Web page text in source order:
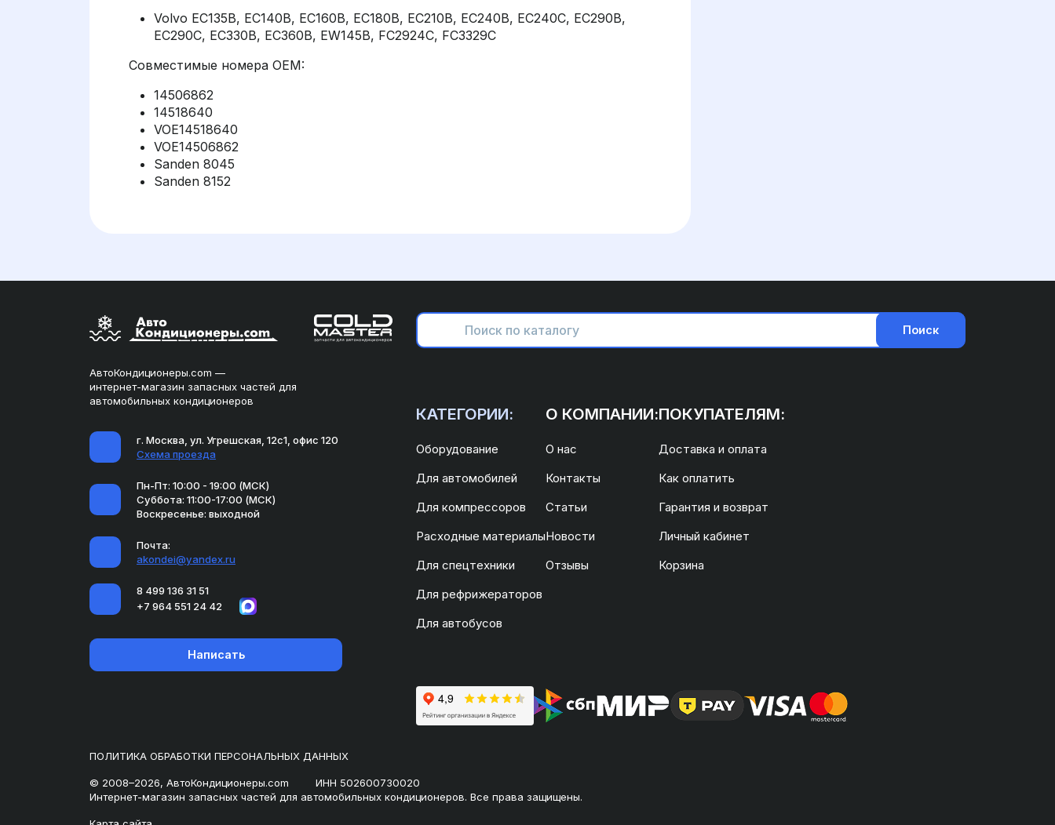
Volvo EC135B, EC140B, EC160B, EC180B, EC210B, EC240B, EC240C, EC290B,
EC290C, EC330B, EC360B, EW145B, FC2924C, FC3329C
Совместимые номера OEM:
14506862
14518640
VOE14518640
VOE14506862
Sanden 8045
Sanden 8152
АвтоКондиционеры.com —
интернет-магазин запасных частей для
автомобильных кондиционеров
г. Москва, ул. Угрешская, 12с1, офис 120
Схема проезда
Пн-Пт: 10:00 - 19:00 (МСК)
Суббота: 11:00-17:00 (МСК)
Воскресенье: выходной
Почта:
akondei@yandex.ru
8 499 136 31 51
+7 964 551 24 42
Написать
Поиск
КАТЕГОРИИ:
Оборудование
Для автомобилей
Для компрессоров
Расходные материалы
Для спецтехники
Для рефрижераторов
Для автобусов
О КОМПАНИИ:
О нас
Контакты
Статьи
Новости
Отзывы
ПОКУПАТЕЛЯМ:
Доставка и оплата
Как оплатить
Гарантия и возврат
Личный кабинет
Корзина
ПОЛИТИКА ОБРАБОТКИ ПЕРСОНАЛЬНЫХ ДАННЫХ
© 2008–2026, АвтоКондиционеры.com
ИНН 502600730020
Интернет-магазин запасных частей для автомобильных кондиционеров. Все права защищены.